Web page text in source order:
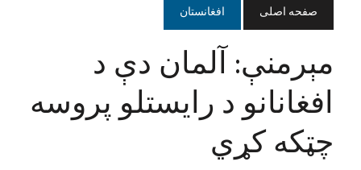
صفحه اصلی افغانستان
مېرمنې: آلمان دې د
افغانانو د رایستلو پروسه
چټکه کړي